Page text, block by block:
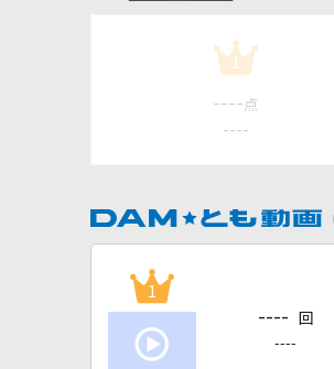
1
---- 点
----
1
---- 回
----